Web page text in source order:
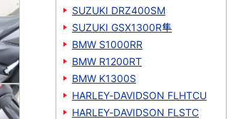
SUZUKI DRZ400SM
SUZUKI GSX1300R隼
BMW S1000RR
BMW R1200RT
BMW K1300S
HARLEY-DAVIDSON FLHTCU
HARLEY-DAVIDSON FLSTC